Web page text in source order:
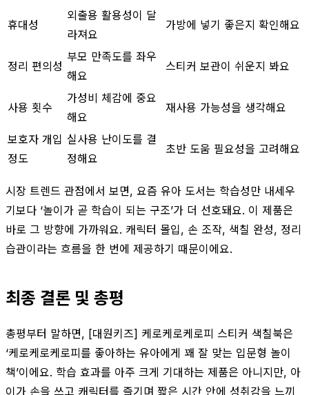
휴대성
외출용 활용성이 달
라져요
가방에 넣기 좋은지 확인해요
정리 편의성
부모 만족도를 좌우
해요
스티커 보관이 쉬운지 봐요
사용 횟수
가성비 체감에 중요
해요
재사용 가능성을 생각해요
보호자 개입
정도
실사용 난이도를 결
정해요
초반 도움 필요성을 고려해요
시장 트렌드 관점에서 보면, 요즘 유아 도서는 학습성만 내세우
기보다 ‘놀이가 곧 학습이 되는 구조’가 더 선호돼요. 이 제품은
바로 그 방향에 가까워요. 캐릭터 몰입, 손 조작, 색칠 완성, 정리
습관이라는 흐름을 한 번에 제공하기 때문이에요.
최종 결론 및 총평
총평부터 말하면, [대원키즈] 케로케로케로피 스티커 색칠북은
‘케로케로케로피를 좋아하는 유아에게 꽤 잘 맞는 입문형 놀이
책’이에요. 학습 효과를 아주 크게 기대하는 제품은 아니지만, 아
이가 손을 쓰고 캐릭터를 즐기며 짧은 시간 안에 성취감을 느끼